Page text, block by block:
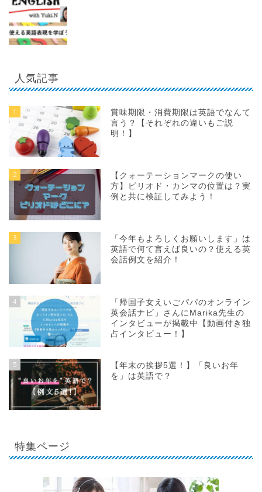
人気記事
1
賞味期限・消費期限は英語でなんて
言う？【それぞれの違いもご説
明！】
2
【クォーテーションマークの使い
方】ピリオド・カンマの位置は？実
例と共に検証してみよう！
3
「今年もよろしくお願いします」は
英語で何て言えば良いの？使える英
会話例文を紹介！
4
「帰国子女えいごパパのオンライン
英会話ナビ」さんにMarika先生の
インタビューが掲載中【動画付き独
占インタビュー！】
5
【年末の挨拶5選！】「良いお年
を」は英語で？
特集ページ